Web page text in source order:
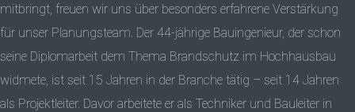
mitbringt, freuen wir uns über besonders erfahrene Verstärkung
für unser Planungsteam. Der 44-jährige Bauingenieur, der schon
seine Diplomarbeit dem Thema Brandschutz im Hochhausbau
widmete, ist seit 15 Jahren in der Branche tätig – seit 14 Jahren
als Projektleiter. Davor arbeitete er als Techniker und Bauleiter in